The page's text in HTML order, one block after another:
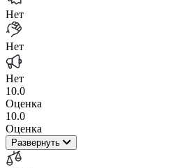
Нет
Нет
Нет
10.0
Оценка
10.0
Оценка
Развернуть